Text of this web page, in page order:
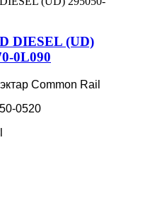
DIESEL (UD)
0L090
Common Rail
0520